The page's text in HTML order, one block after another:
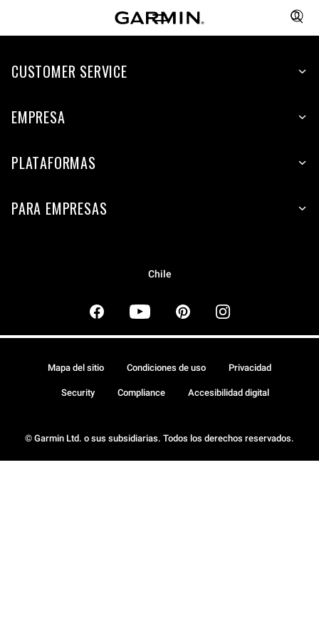
CUSTOMER SERVICE
EMPRESA
PLATAFORMAS
PARA EMPRESAS
Chile
© Garmin Ltd. o sus subsidiarias. Todos los derechos reservados.
Mapa del sitio Condiciones de uso Privacidad
Security Compliance Accesibilidad digital